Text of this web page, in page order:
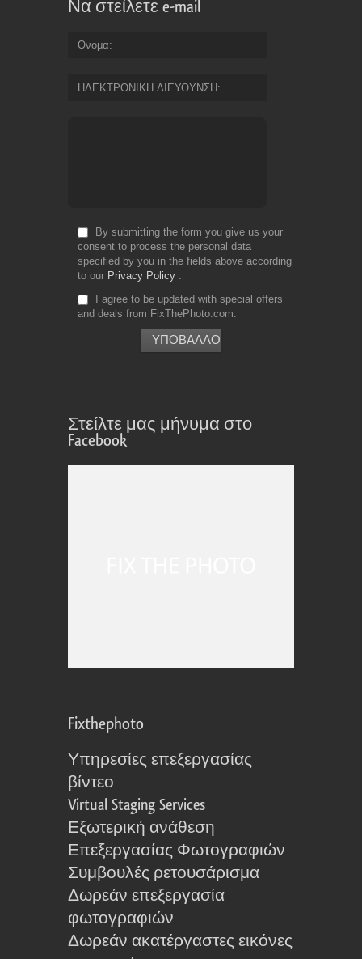
Να στείλετε e-mail
Ονομα
ΗΛΕΚΤΡΟΝΙΚΗ ΔΙΕΥΘΥΝΣΗ
By submitting the form you give us your
consent to process the personal data
specified by you in the fields above according
to our Privacy Policy
I agree to be updated with special offers
and deals from FixThePhoto.com
Στείλτε μας μήνυμα στο
Facebook
Fixthephoto
Υπηρεσίες επεξεργασίας
βίντεο
Virtual Staging Services
Εξωτερική ανάθεση
Επεξεργασίας Φωτογραφιών
Συμβουλές ρετουσάρισμα
Δωρεάν επεξεργασία
φωτογραφιών
Δωρεάν ακατέργαστες εικόνες